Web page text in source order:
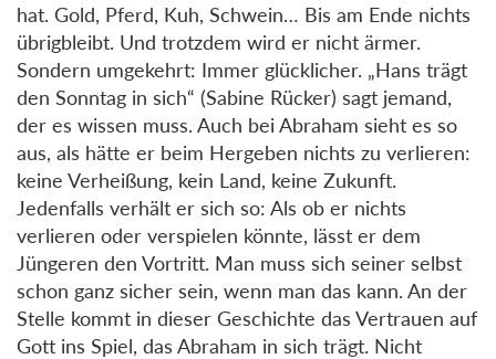
hat. Gold, Pferd, Kuh, Schwein… Bis am Ende nichts
übrigbleibt. Und trotzdem wird er nicht ärmer.
Sondern umgekehrt: Immer glücklicher. „Hans trägt
den Sonntag in sich“ (Sabine Rücker) sagt jemand,
der es wissen muss. Auch bei Abraham sieht es so
aus, als hätte er beim Hergeben nichts zu verlieren:
keine Verheißung, kein Land, keine Zukunft.
Jedenfalls verhält er sich so: Als ob er nichts
verlieren oder verspielen könnte, lässt er dem
Jüngeren den Vortritt. Man muss sich seiner selbst
schon ganz sicher sein, wenn man das kann. An der
Stelle kommt in dieser Geschichte das Vertrauen auf
Gott ins Spiel, das Abraham in sich trägt. Nicht